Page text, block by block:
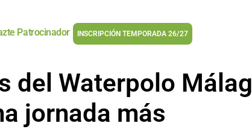
Patrocinador INSCRIPCIÓN TEMPORADA 26/27
del Waterpolo
jornada más